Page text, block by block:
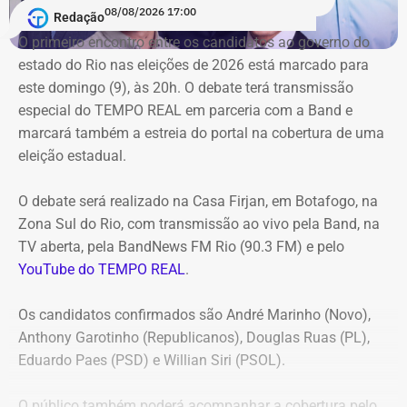
Duque de Caxias anule no prazo de 15 dias o contrato
firmado com a Geo Ambiental para o mesmo fim
(locação de maquinários e equipamentos). Na ocasião, a
Corte ordenou também a suspensão imediata dos
pagamentos decorrentes do acordo milionário, que
ultrapassava R$ 100 milhões.
Montebello Willeman, que apontou uma série de
irregularidades no planejamento da concorrência
eletrônica SRP nº 041/2025 e concluiu que os problemas
comprometem a competitividade do certame e, além
a Secretaria Municipal de Obras e Agricultura e a empresa
vencedora.
Redação08/08/2026 17:00
O primeiro encontro entre os candidatos ao ⁠governo do
estado do Rio nas eleições de 2026 está marcado para
este domingo (9), às 20h. O debate terá transmissão
especial do TEMPO REAL em parceria com a Band e
marcará também a estreia do portal na cobertura de uma
eleição estadual.
O debate será realizado na Casa Firjan, em Botafogo, na
Zona Sul do Rio, com transmissão ao vivo pela Band, na
TV aberta, pela BandNews FM Rio (90.3 FM) e pelo
YouTube do TEMPO REAL.
Os candidatos confirmados são André Marinho (Novo),
Anthony Garotinho (Republicanos), Douglas Ruas (PL),
Eduardo Paes (PSD) e Willian Siri (PSOL).